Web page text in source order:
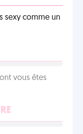
sexy comme un
vous êtes